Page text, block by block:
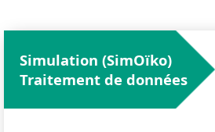
Simulation (SimOïko)
Traitement de données